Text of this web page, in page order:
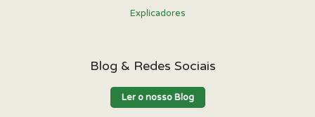
Explicadores
Blog & Redes Sociais
Ler o nosso Blog